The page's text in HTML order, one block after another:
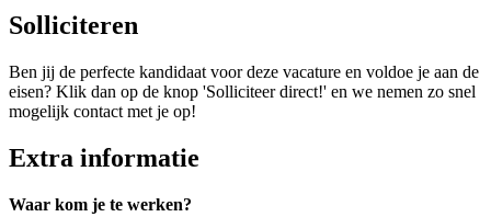
Solliciteren
Ben jij de perfecte kandidaat voor deze vacature en voldoe je aan de
eisen? Klik dan op de knop 'Solliciteer direct!' en we nemen zo snel
mogelijk contact met je op!
Extra informatie
Waar kom je te werken?